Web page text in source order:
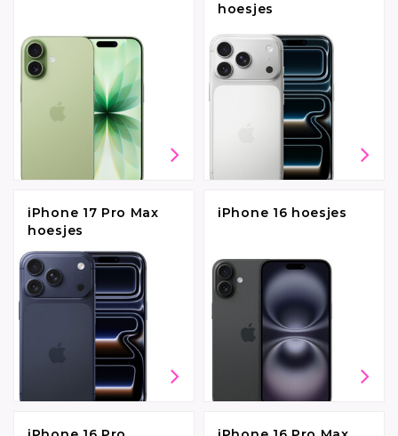
hoesjes
iPhone 17 Pro Max
hoesjes
iPhone 16 hoesjes